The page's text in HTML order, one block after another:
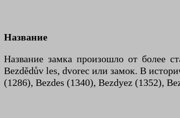
Название
Название замка произошло от более
Bezdědův les, dvorec или замок. В
(1286), Bezdes (1340), Bezdyez (1352),